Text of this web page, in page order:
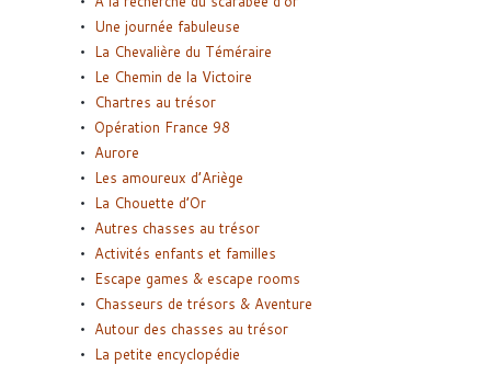
Une journée fabuleuse
La Chevalière du Téméraire
Le Chemin de la Victoire
Chartres au trésor
Opération France 98
Aurore
Les amoureux d’Ariège
La Chouette d’Or
Autres chasses au trésor
Activités enfants et familles
Escape games & escape rooms
Chasseurs de trésors & Aventure
Autour des chasses au trésor
La petite encyclopédie